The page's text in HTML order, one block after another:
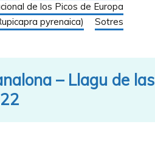
de los Picos de Europa
pyrenaica)
Sotres
– Llagu de las